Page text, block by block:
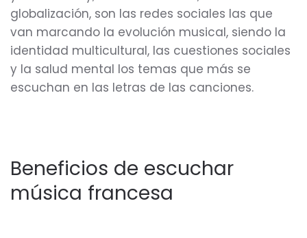
globalización, son las redes sociales las que
van marcando la evolución musical, siendo la
identidad multicultural, las cuestiones sociales
y la salud mental los temas que más se
escuchan en las letras de las canciones.
Beneficios de escuchar
música francesa